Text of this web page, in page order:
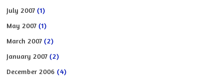
July 2007 (1)
May 2007 (1)
March 2007 (2)
January 2007 (2)
December 2006 (4)